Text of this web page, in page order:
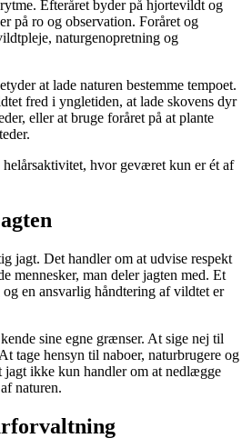
Efteråret byder på hjortevildt og
på ro og observation. Foråret og
naturgenopretning og
at lade naturen bestemme tempoet.
fred i yngletiden, at lade skovens dyr
eller at bruge foråret på at plante
helårsaktivitet, hvor geværet kun er ét af
jagt. Det handler om at udvise respekt
mennesker, man deler jagten med. Et
en ansvarlig håndtering af vildtet er
sine egne grænser. At sige nej til
tage hensyn til naboer, naturbrugere og
jagt ikke kun handler om at nedlægge
naturen.